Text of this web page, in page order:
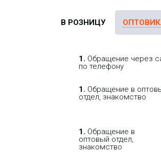
В РОЗНИЦУ
1. Обращение через
по телефону
1. Обращение в
отдел, знакомство
1. Обращение в
оптовый отдел,
знакомство